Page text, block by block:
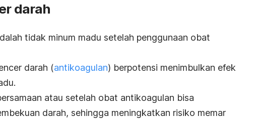
darah
tidak minum madu setelah penggunaan obat
darah (antikoagulan) berpotensi menimbulkan efek
atau setelah obat antikoagulan bisa
darah, sehingga meningkatkan risiko memar